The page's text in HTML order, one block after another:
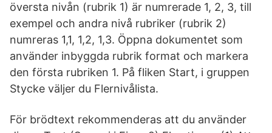
översta nivån (rubrik 1) är numrerade 1, 2, 3, till
exempel och andra nivå rubriker (rubrik 2)
numreras 1,1, 1,2, 1,3. Öppna dokumentet som
använder inbyggda rubrik format och markera
den första rubriken 1. På fliken Start, i gruppen
Stycke väljer du Flernivålista.
För brödtext rekommenderas att du använder